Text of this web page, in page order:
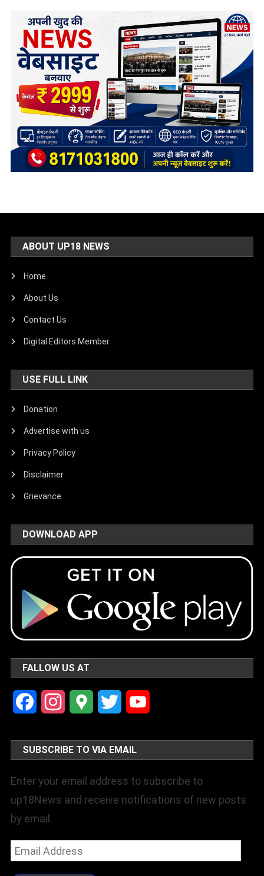
ABOUT UP18 NEWS
Home
About Us
Contact Us
Digital Editors Member
USE FULL LINK
Donation
Advertise with us
Privacy Policy
Disclaimer
Grievance
DOWNLOAD APP
FALLOW US AT
FacebookInstagramGoogle Twitter
SUBSCRIBE TO VIA EMAIL
Enter your email address to subscribe to
up18News and receive notifications of new posts
by email.
Email